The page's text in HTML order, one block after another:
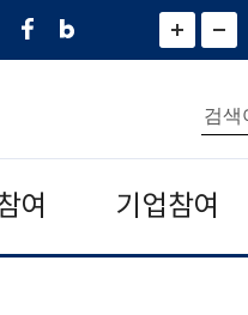
페
네
그
)
화
면
면
소
통
합
검
색
여 기업참여